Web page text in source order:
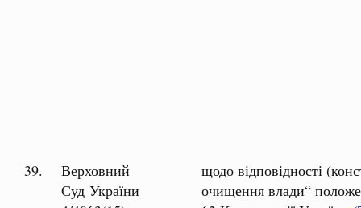
39.
Верховний
Суд України
щодо відповідності
очищення влади“